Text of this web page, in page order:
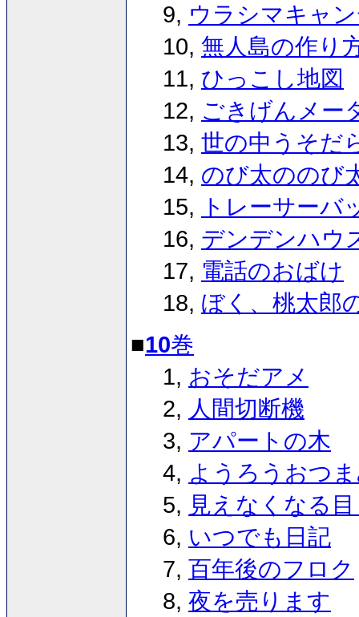
9, ウラシマキャ
10, 無人島の作り
11, ひっこし地図
12, ごきげんメー
13, 世の中うそだ
14, のび太ののび
15,
トレーサーバ
16, デンデンハウ
17, 電話のおばけ
18, ぼく、桃太郎
■10巻
1, おそだアメ
2, 人間切断機
3, アパートの木
4, ようろうおつ
5, 見えなくなる
6, いつでも日記
7, 百年後のフロク
8, 夜を売ります